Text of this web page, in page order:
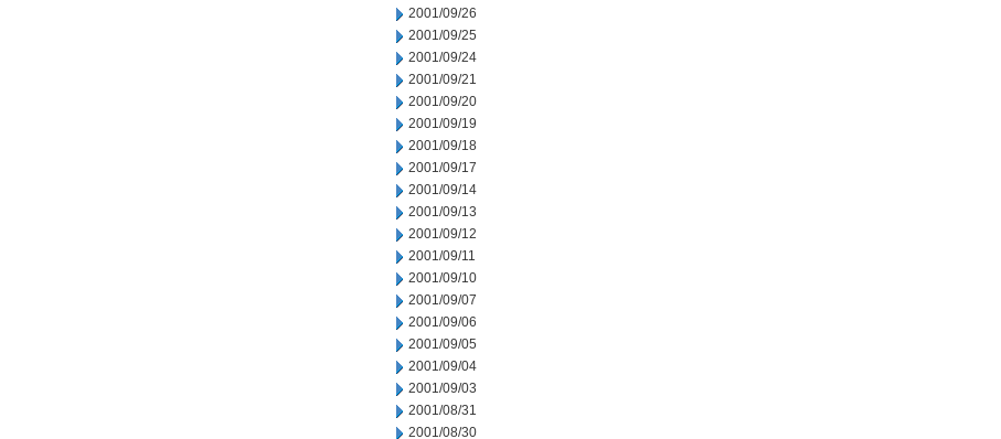
2001/09/26
2001/09/25
2001/09/24
2001/09/21
2001/09/20
2001/09/19
2001/09/18
2001/09/17
2001/09/14
2001/09/13
2001/09/12
2001/09/11
2001/09/10
2001/09/07
2001/09/06
2001/09/05
2001/09/04
2001/09/03
2001/08/31
2001/08/30